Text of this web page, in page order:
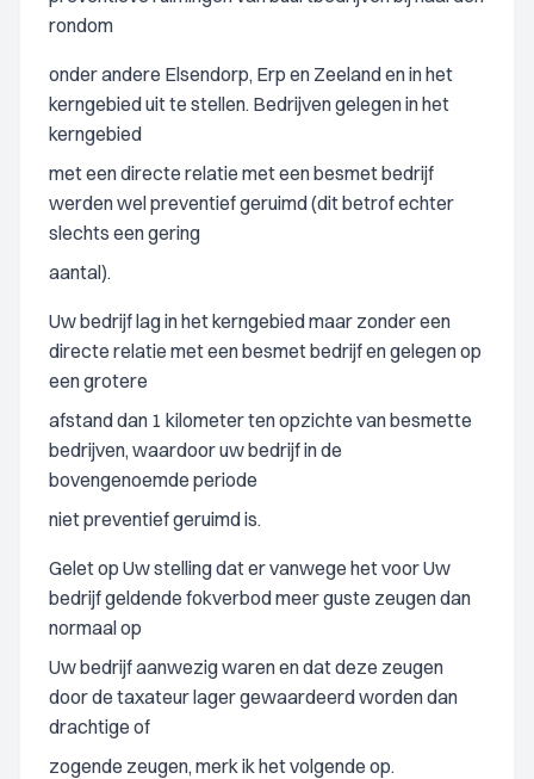
rondom
onder andere Elsendorp, Erp en Zeeland en in het
kerngebied uit te stellen. Bedrijven gelegen in het
kerngebied
met een directe relatie met een besmet bedrijf
werden wel preventief geruimd (dit betrof echter
slechts een gering
aantal).
Uw bedrijf lag in het kerngebied maar zonder een
directe relatie met een besmet bedrijf en gelegen op
een grotere
afstand dan 1 kilometer ten opzichte van besmette
bedrijven, waardoor uw bedrijf in de
bovengenoemde periode
niet preventief geruimd is.
Gelet op Uw stelling dat er vanwege het voor Uw
bedrijf geldende fokverbod meer guste zeugen dan
normaal op
Uw bedrijf aanwezig waren en dat deze zeugen
door de taxateur lager gewaardeerd worden dan
drachtige of
zogende zeugen, merk ik het volgende op.